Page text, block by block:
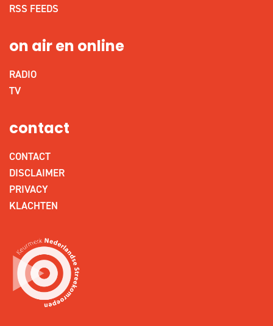
RSS FEEDS
on air en online
RADIO
TV
contact
CONTACT
DISCLAIMER
PRIVACY
KLACHTEN